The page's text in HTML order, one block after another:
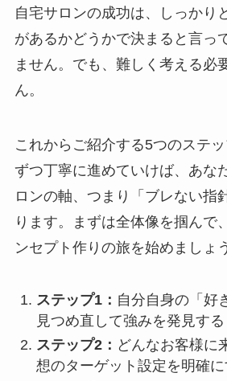
自宅サロンの成功は、しっかり
があるかどうかで決まると言っ
ません。でも、難しく考える必
ん。
これからご紹介する5つのステ
ずつ丁寧に進めていけば、あな
ロンの軸、つまり「ブレない指
ります。まずは全体像を掴んで
ンセプト作りの旅を始めましょ
ステップ1： 自分自身の「好
見つめ直して強みを発見する
ステップ2： どんなお客様に
想のターゲット設定を明確に